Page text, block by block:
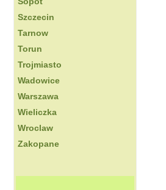
Szczecin
Tarnow
Torun
Trojmiasto
Wadowice
Warszawa
Wieliczka
Wroclaw
Zakopane